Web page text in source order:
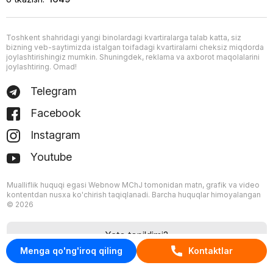
Menga qo'ng'iroq qiling Kontaktlar
Toshkent shahridagi yangi binolardagi kvartiralarga talab katta, siz
bizning veb-saytimizda istalgan toifadagi kvartiralarni cheksiz miqdorda
joylashtirishingiz mumkin. Shuningdek, reklama va axborot maqolalarini
joylashtiring. Omad!
Telegram
Facebook
Instagram
Youtube
Mualliflik huquqi egasi Webnow MChJ tomonidan matn, grafik va video
kontentdan nusxa ko'chirish taqiqlanadi. Barcha huquqlar himoyalangan
© 2026
Xato topildimi?